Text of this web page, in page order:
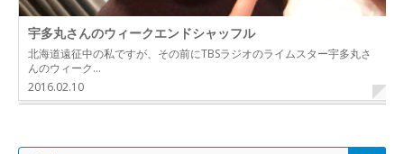
宇多丸さんのウィークエンドシャッフル
北海道遠征中の私ですが、その前にTBSラジオのライムスター宇多丸さ
んのウィーク…
2016.02.10